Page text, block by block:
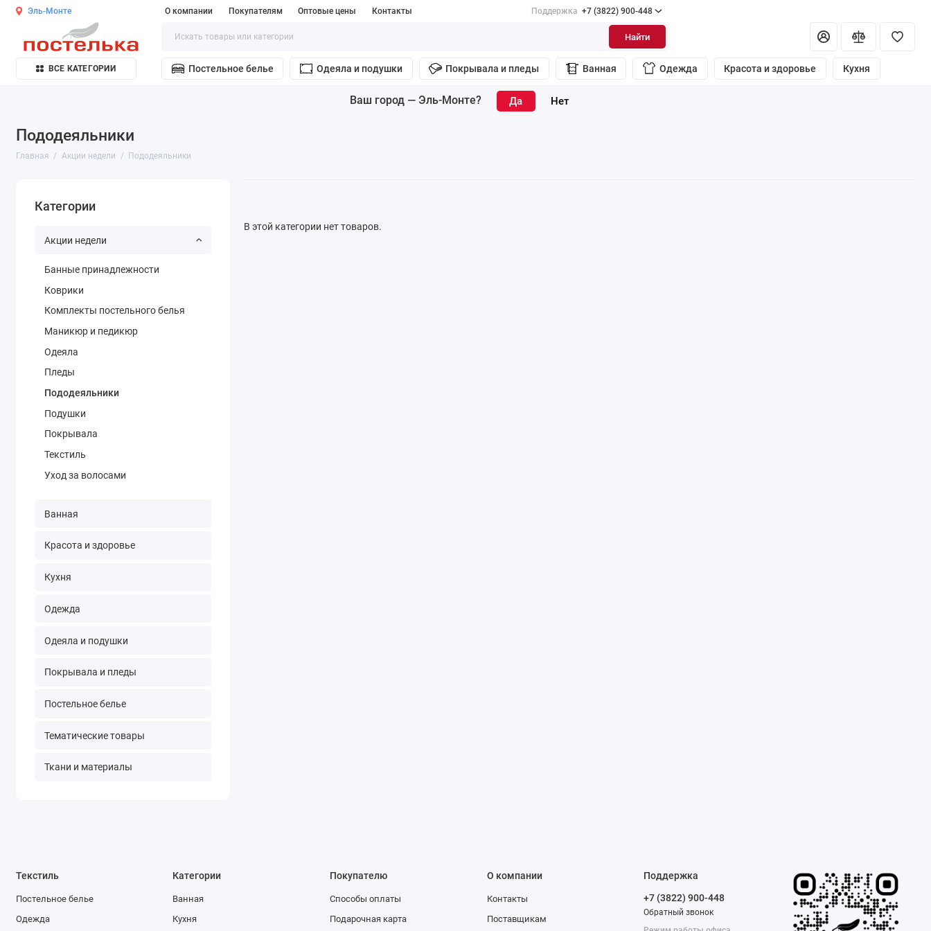
Эль-Монте О компании Покупателям Оптовые цены Контакты Поддержка +7 (3822) 900-448
Найти
ВСЕ КАТЕГОРИИ Постельное белье Одеяла и подушки Покрывала и пледы Ванная Одежда Красота и здоровье Кухня
Ваш город — Эль-Монте?
Пододеяльники
Главная Акции недели Пододеяльники
Категории
Акции недели
Банные принадлежности
Коврики
Комплекты постельного белья
Маникюр и педикюр
Одеяла
Пледы
Пододеяльники
Подушки
Покрывала
Текстиль
Уход за волосами
Ванная
Красота и здоровье
Кухня
Одежда
Одеяла и подушки
Покрывала и пледы
Постельное белье
Тематические товары
Ткани и материалы
В этой категории нет товаров.
Текстиль
Постельное белье
Одежда
Категории
Ванная
Кухня
Покупателю
Способы оплаты
Подарочная карта
О компании
Контакты
Поставщикам
Поддержка
+7 (3822) 900-448
Обратный звонок